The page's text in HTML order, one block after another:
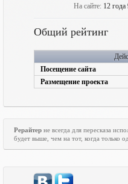
На сайте: 12
Общий рейтинг
Посещение сайта
Размещение проекта
Рерайтер не всегда для пересказа
будет выше, чем на тот, когда только